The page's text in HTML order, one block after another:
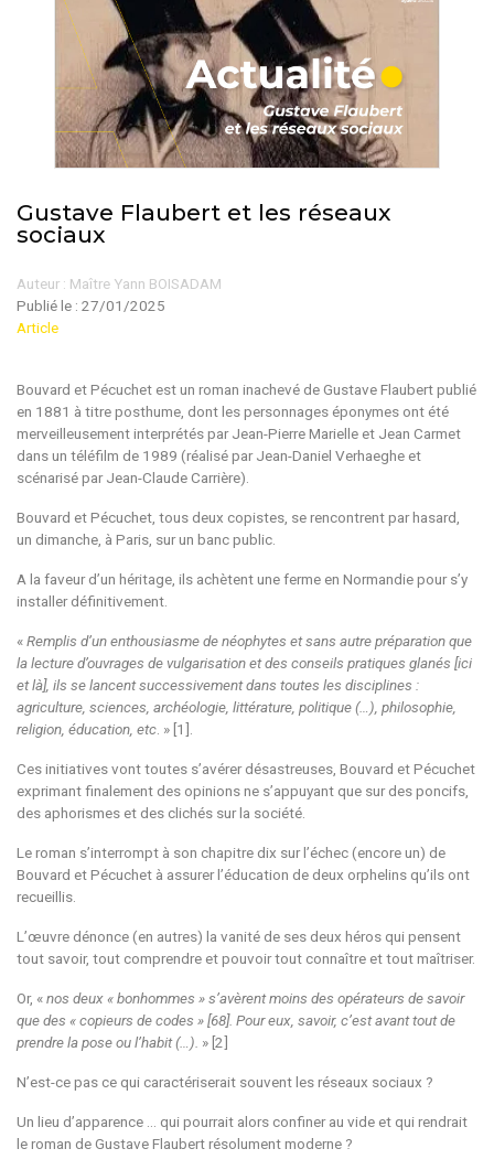
Gustave Flaubert et les réseaux
sociaux
Auteur : Maître Yann BOISADAM
Publié le : 27/01/2025
Article
Bouvard et Pécuchet est un roman inachevé de Gustave Flaubert publié
en 1881 à titre posthume, dont les personnages éponymes ont été
merveilleusement interprétés par Jean-Pierre Marielle et Jean Carmet
dans un téléfilm de 1989 (réalisé par Jean-Daniel Verhaeghe et
scénarisé par Jean-Claude Carrière).
Bouvard et Pécuchet, tous deux copistes, se rencontrent par hasard,
un dimanche, à Paris, sur un banc public.
A la faveur d’un héritage, ils achètent une ferme en Normandie pour s’y
installer définitivement.
«Remplis d’un enthousiasme de néophytes et sans autre préparation que
la lecture d’ouvrages de vulgarisation et des conseils pratiques glanés [ici
et là], ils se lancent successivement dans toutes les disciplines :
agriculture, sciences, archéologie, littérature, politique (…), philosophie,
religion, éducation, etc . » [1].
Ces initiatives vont toutes s’avérer désastreuses, Bouvard et Pécuchet
exprimant finalement des opinions ne s’appuyant que sur des poncifs,
des aphorismes et des clichés sur la société.
Le roman s’interrompt à son chapitre dix sur l’échec (encore un) de
Bouvard et Pécuchet à assurer l’éducation de deux orphelins qu’ils ont
recueillis.
L’œuvre dénonce (en autres) la vanité de ses deux héros qui pensent
tout savoir, tout comprendre et pouvoir tout connaître et tout maîtriser.
Or, «nos deux « bonhommes » s’avèrent moins des opérateurs de savoir
que des « copieurs de codes » [68]. Pour eux, savoir, c’est avant tout de
prendre la pose ou l’habit (…). » [2]
N’est-ce pas ce qui caractériserait souvent les réseaux sociaux ?
Un lieu d’apparence … qui pourrait alors confiner au vide et qui rendrait
le roman de Gustave Flaubert résolument moderne ?